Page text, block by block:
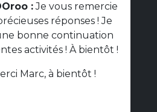
:Je vous remercie
réponses ! Je
bonne continuation
activités ! À bientôt !
Marc, à bientôt !